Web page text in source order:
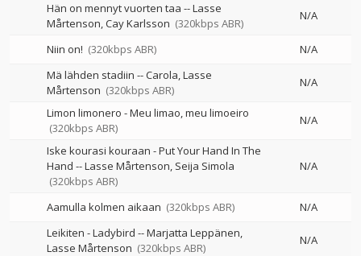
Hän on mennyt vuorten taa --Lasse
Mårtenson Cay Karlsson (320kbps ABR)
N/A
Niin on! (320kbps ABR)
N/A
Mä lähden stadiin --Carola Lasse
Mårtenson (320kbps ABR)
N/A
Limon limonero - Meu limao, meu limoeiro
(320kbps ABR)
N/A
Iske kourasi kouraan - Put Your Hand In The
Hand --Lasse Mårtenson Seija Simola
(320kbps ABR)
N/A
Aamulla kolmen aikaan (320kbps ABR)
N/A
Leikiten - Ladybird --Marjatta Leppänen
Lasse Mårtenson (320kbps ABR)
N/A